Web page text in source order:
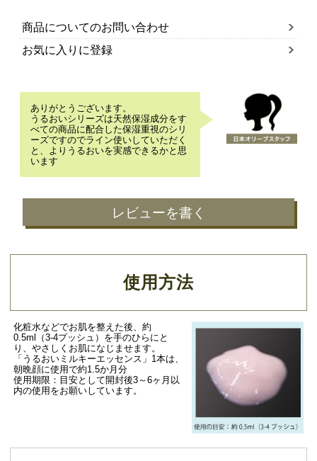
商品についてのお問い合わせ
お気に入りに登録
ありがとうございます。
うるおいシリーズは天然保湿成分をす
べての商品に配合した保湿重視のシリ
ーズですのでライン使いしていただく
と、よりうるおいを実感できるかと思
います
レビューを書く
使用方法
化粧水などでお肌を整えた後、約
0.5ml（3-4プッシュ）を手のひらにと
り、やさしくお肌になじませます。
「うるおいミルキーエッセンス」1本は、
朝晩顔に使用で約1.5か月分
使用期限：目安として開封後3～6ヶ月以
内の使用をお願いしています。